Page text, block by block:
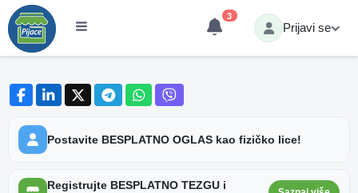
3
Prijavi se
Postavite BESPLATNO OGLAS kao fizičko lice!
Registrujte BESPLATNO TEZGU i